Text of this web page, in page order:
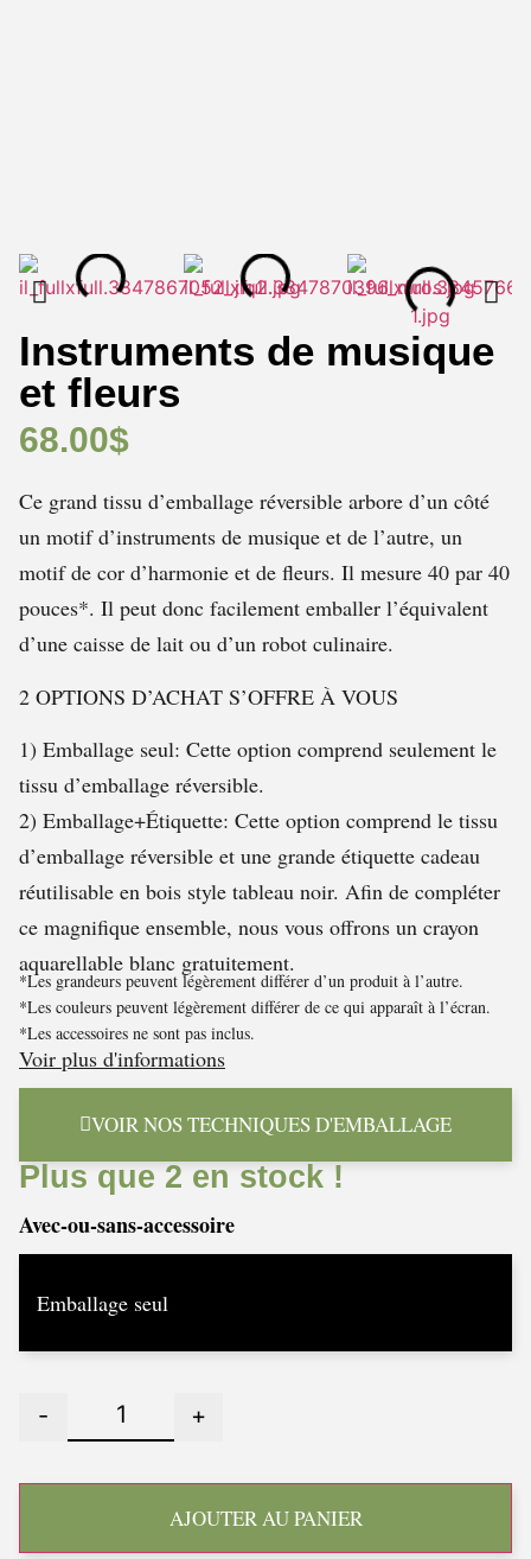
Instruments de musique
et fleurs
68.00$
Ce grand tissu d’emballage réversible arbore d’un côté
un motif d’instruments de musique et de l’autre, un
motif de cor d’harmonie et de fleurs. Il mesure 40 par 40
pouces*. Il peut donc facilement emballer l’équivalent
d’une caisse de lait ou d’un robot culinaire.
2 OPTIONS D’ACHAT S’OFFRE À VOUS
1) Emballage seul: Cette option comprend seulement le
tissu d’emballage réversible.
2) Emballage+Étiquette: Cette option comprend le tissu
d’emballage réversible et une grande étiquette cadeau
réutilisable en bois style tableau noir. Afin de compléter
ce magnifique ensemble, nous vous offrons un crayon
aquarellable blanc gratuitement.
*Les grandeurs peuvent légèrement différer d’un produit à l’autre.
*Les couleurs peuvent légèrement différer de ce qui apparaît à l’écran.
*Les accessoires ne sont pas inclus.
Voir plus d'informations
VOIR NOS TECHNIQUES D'EMBALLAGE
Plus que 2 en stock !
Avec-ou-sans-accessoire
- +
AJOUTER AU PANIER